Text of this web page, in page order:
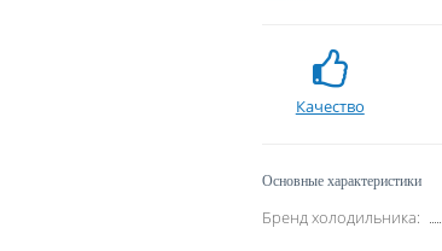
Качество
Основные характеристики
Бренд холодильника: